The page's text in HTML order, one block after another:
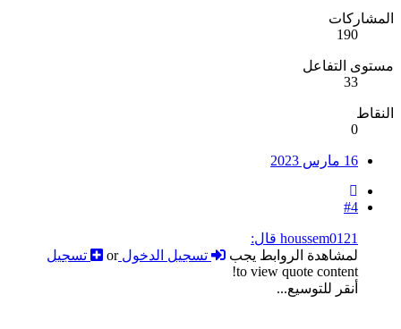
المشاركات
190
مستوى التفاعل
33
النقاط
0
16 مارس 2023
#4
houssem0121 قال:
لمشاهدة الروابط يجب
تسجيل الدخولor
تسجيل
to view quote content!
أنقر للتوسيع...